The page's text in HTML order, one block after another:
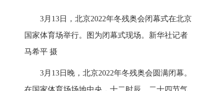
3月13日，北京2022年冬残奥会闭幕式在北京
国家体育场举行。图为闭幕式现场。新华社记者
马希平 摄
3月13日晚，北京2022年冬残奥会圆满闭幕。
在国家体育场场地中央，十二时辰、二十四节气